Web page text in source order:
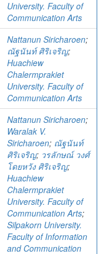
University. Faculty of
Communication Arts
Nattanun Siricharoen;
ณัฐนันท์ ศิริเจริญ;
Huachiew
Chalermprakiet
University. Faculty of
Communication Arts
Nattanun Siricharoen;
Waralak V.
Siricharoen; ณัฐนันท์
ศิริเจริญ; วรลักษณ์ วงศ์
โดยหวัง ศิริเจริญ;
Huachiew
Chalermprakiet
University. Faculty of
Communication Arts;
Silpakorn University.
Faculty of Information
and Communication